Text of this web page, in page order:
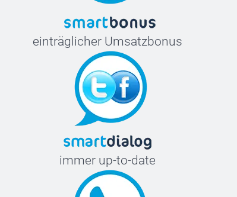
einträglicher Umsatzbonus
immer up-to-date